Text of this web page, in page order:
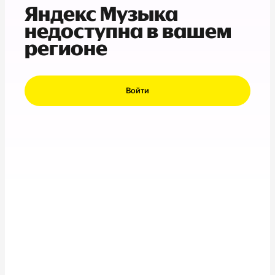
Яндекс Музыка
недоступна в вашем
регионе
Войти